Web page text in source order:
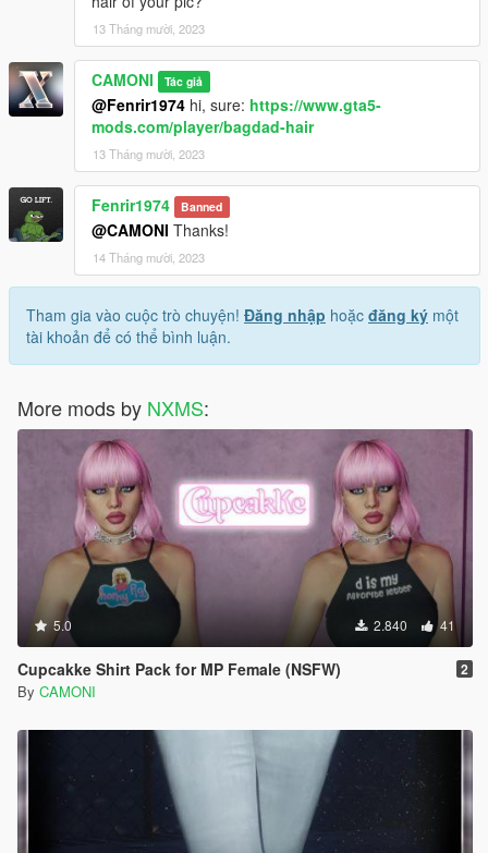
13 Tháng mười, 2023
CAMONI Tác giả
@Fenrir1974 hi, sure: https://www.gta5-
mods.com/player/bagdad-hair
13 Tháng mười, 2023
Fenrir1974 Banned
@CAMONI Thanks!
14 Tháng mười, 2023
Tham gia vào cuộc trò chuyện! Đăng nhập hoặc đăng ký một
tài khoản để có thể bình luận.
More mods by NXMS:
5.0 2.840 41
Cupcakke Shirt Pack for MP Female (NSFW) 2
By CAMONI